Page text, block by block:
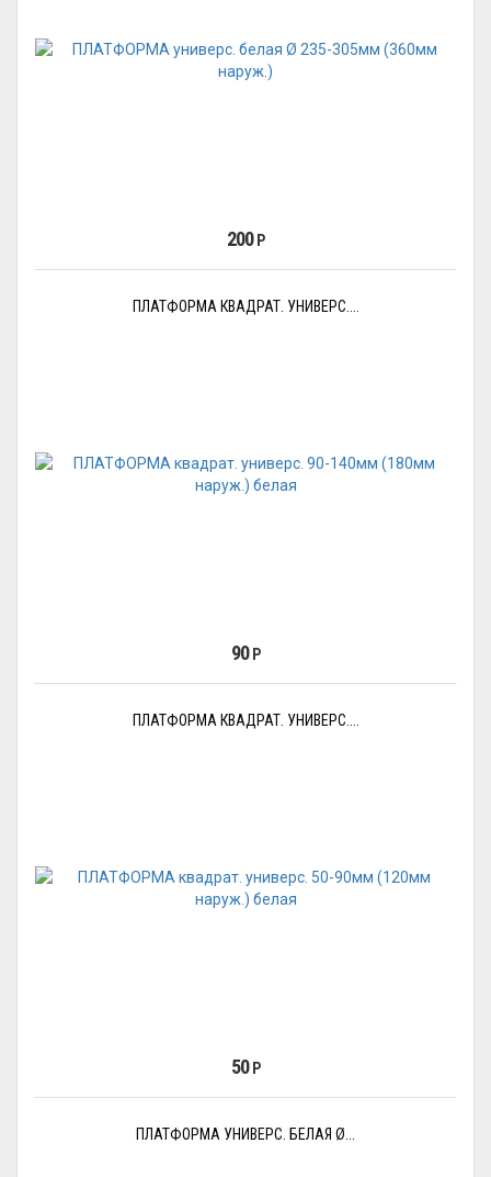
200 Р
ПЛАТФОРМА КВАДРАТ. УНИВЕРС....
90 Р
ПЛАТФОРМА КВАДРАТ. УНИВЕРС....
50 Р
ПЛАТФОРМА УНИВЕРС. БЕЛАЯ Ø...